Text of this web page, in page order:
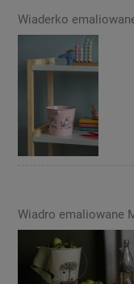
Wiaderko
Wiadro emaliowane